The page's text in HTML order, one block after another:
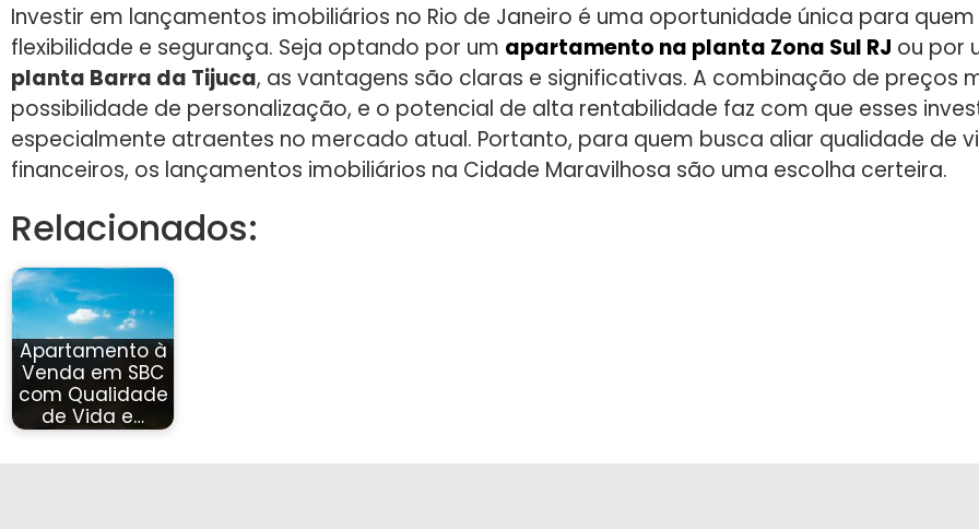
Investir em lançamentos imobiliários no Rio de Janeiro é uma oportunidade única para
flexibilidade e segurança. Seja optando por um apartamento na planta Zona Sul RJ ou por
planta Barra da Tijuca, as vantagens são claras e significativas. A combinação de preços
possibilidade de personalização, e o potencial de alta rentabilidade faz com que esses
especialmente atraentes no mercado atual. Portanto, para quem busca aliar qualidade de
financeiros, os lançamentos imobiliários na Cidade Maravilhosa são uma escolha certeira.
Relacionados:
Apartamento à
Venda em SBC
com Qualidade
de Vida e…